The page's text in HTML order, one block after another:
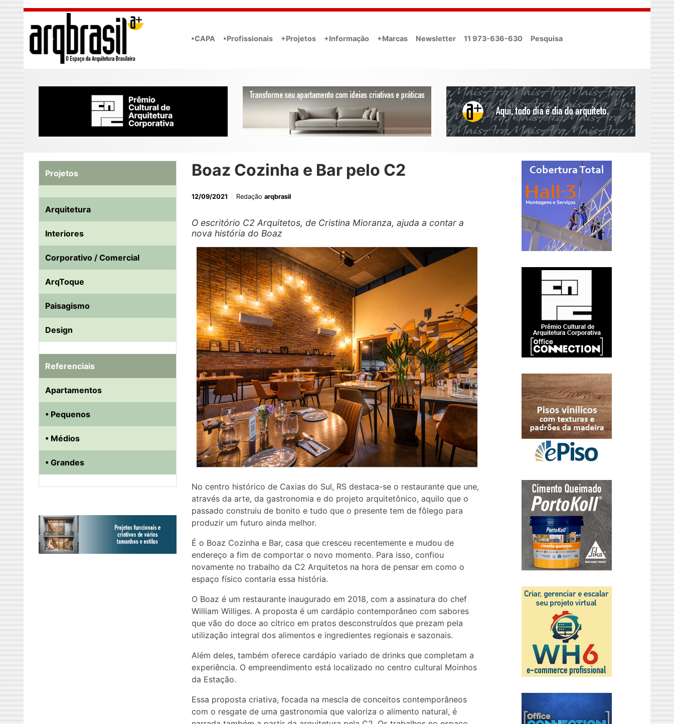
Skip to main content
•CAPA •Profissionais +Projetos +Informação +Marcas Newsletter 11 973-636-630 Pesquisa
Boaz Cozinha e Bar pelo C2
12/09/2021 Redação arqbrasil
O escritório C2 Arquitetos, de Cristina Mioranza, ajuda a contar a
nova história do Boaz
No centro histórico de Caxias do Sul, RS destaca-se o restaurante que une,
através da arte, da gastronomia e do projeto arquitetônico, aquilo que o
passado construiu de bonito e tudo que o presente tem de fôlego para
produzir um futuro ainda melhor.
É o Boaz Cozinha e Bar, casa que cresceu recentemente e mudou de
endereço a fim de comportar o novo momento. Para isso, confiou
novamente no trabalho da C2 Arquitetos na hora de pensar em como o
espaço físico contaria essa história.
O Boaz é um restaurante inaugurado em 2018, com a assinatura do chef
William Williges. A proposta é um cardápio contemporâneo com sabores
que vão do doce ao cítrico em pratos desconstruídos que prezam pela
utilização integral dos alimentos e ingredientes regionais e sazonais.
Além deles, também oferece cardápio variado de drinks que completam a
experiência. O empreendimento está localizado no centro cultural Moinhos
da Estação.
Essa proposta criativa, focada na mescla de conceitos contemporâneos
com o resgate de uma gastronomia que valoriza o alimento natural, é
Projetos
Arquitetura
Interiores
Corporativo / Comercial
ArqToque
Paisagismo
Design
Referenciais
Apartamentos
• Pequenos
• Médios
• Grandes